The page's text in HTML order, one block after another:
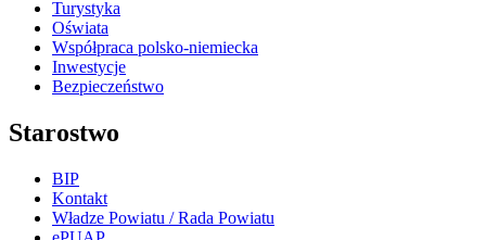
Turystyka
Oświata
Współpraca polsko-niemiecka
Inwestycje
Bezpieczeństwo
Starostwo
BIP
Kontakt
Władze Powiatu / Rada Powiatu